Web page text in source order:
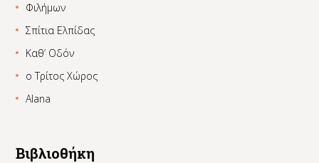
Φιλήμων
Σπίτια Ελπίδας
Καθ’ Οδόν
ο Τρίτος Χώρος
Alana
Βιβλιοθήκη